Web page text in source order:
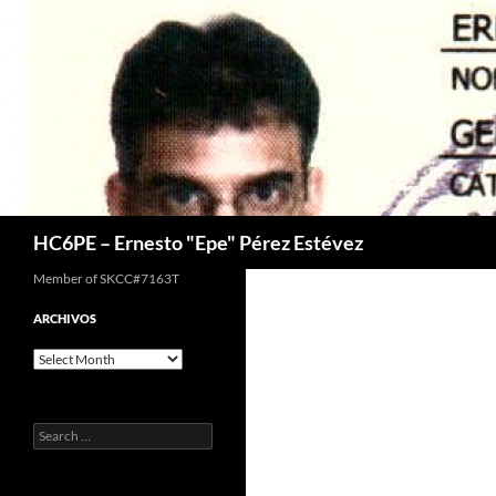
HC6PE – Ernesto "Epe" Pérez Estévez
Member of SKCC#7163T
ARCHIVOS
Archivos
Search
for: